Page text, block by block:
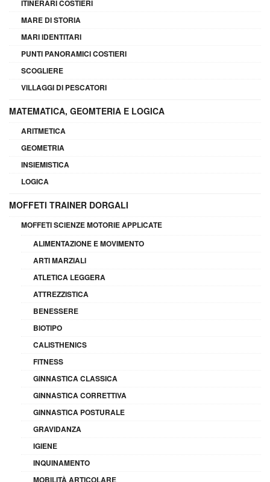
ITINERARI COSTIERI
MARE DI STORIA
MARI IDENTITARI
PUNTI PANORAMICI COSTIERI
SCOGLIERE
VILLAGGI DI PESCATORI
MATEMATICA, GEOMTERIA E LOGICA
ARITMETICA
GEOMETRIA
INSIEMISTICA
LOGICA
MOFFETI TRAINER DORGALI
MOFFETI SCIENZE MOTORIE APPLICATE
ALIMENTAZIONE E MOVIMENTO
ARTI MARZIALI
ATLETICA LEGGERA
ATTREZZISTICA
BENESSERE
BIOTIPO
CALISTHENICS
FITNESS
GINNASTICA CLASSICA
GINNASTICA CORRETTIVA
GINNASTICA POSTURALE
GRAVIDANZA
IGIENE
INQUINAMENTO
MOBILITÀ ARTICOLARE